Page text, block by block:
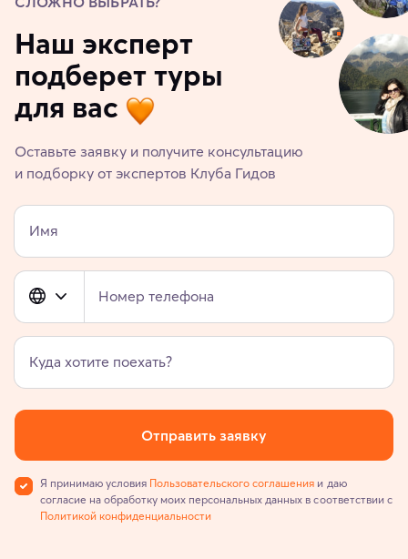
Наш эксперт
подберет туры
для вас
Оставьте заявку и получите консультацию
и подборку от экспертов Клуба Гидов
Имя
Номер телефона
Куда хотите поехать?
Отправить заявку
Я принимаю условия Пользовательского соглашения и даю
согласие на обработку моих персональных данных в соответствии с
Политикой конфиденциальности